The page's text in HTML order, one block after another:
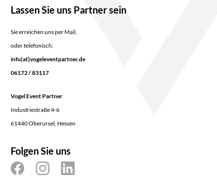
Lassen Sie uns Partner sein
Sie erreichen uns per Mail,
oder telefonisch:
info(at)vogeleventpartner.de
06172 / 83117
Vogel Event Partner
Industriestraße 4-6
61440 Oberursel, Hessen
Folgen Sie uns